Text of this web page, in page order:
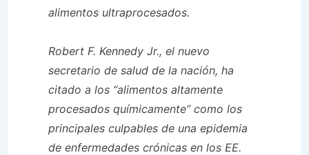
alimentos ultraprocesados.
Robert F. Kennedy Jr., el nuevo
secretario de salud de la nación, ha
citado a los “alimentos altamente
procesados ​​químicamente” como los
principales culpables de una epidemia
de enfermedades crónicas en los EE.